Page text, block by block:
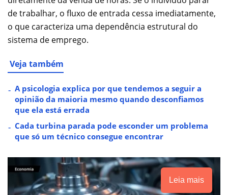
de trabalhar, o fluxo de entrada cessa imediatamente,
o que caracteriza uma dependência estrutural do
sistema de emprego.
Veja também
A psicologia explica por que tendemos a seguir a
opinião da maioria mesmo quando desconfiamos
que ela está errada
Cada turbina parada pode esconder um problema
que só um técnico consegue encontrar
Leia mais